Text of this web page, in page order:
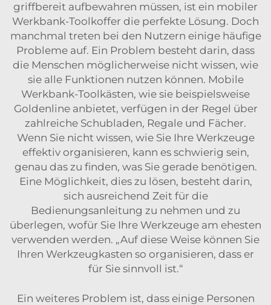
griffbereit aufbewahren müssen, ist ein mobiler
Werkbank-Toolkoffer die perfekte Lösung. Doch
manchmal treten bei den Nutzern einige häufige
Probleme auf. Ein Problem besteht darin, dass
die Menschen möglicherweise nicht wissen, wie
sie alle Funktionen nutzen können. Mobile
Werkbank-Toolkästen, wie sie beispielsweise
Goldenline anbietet, verfügen in der Regel über
zahlreiche Schubladen, Regale und Fächer.
Wenn Sie nicht wissen, wie Sie Ihre Werkzeuge
effektiv organisieren, kann es schwierig sein,
genau das zu finden, was Sie gerade benötigen.
Eine Möglichkeit, dies zu lösen, besteht darin,
sich ausreichend Zeit für die
Bedienungsanleitung zu nehmen und zu
überlegen, wofür Sie Ihre Werkzeuge am ehesten
verwenden werden. „Auf diese Weise können Sie
Ihren Werkzeugkasten so organisieren, dass er
für Sie sinnvoll ist.“
Ein weiteres Problem ist, dass einige Personen